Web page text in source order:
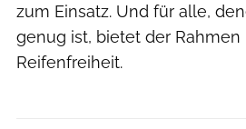
zum Einsatz. Und für alle,
genug ist, bietet der Rahmen
Reifenfreiheit.